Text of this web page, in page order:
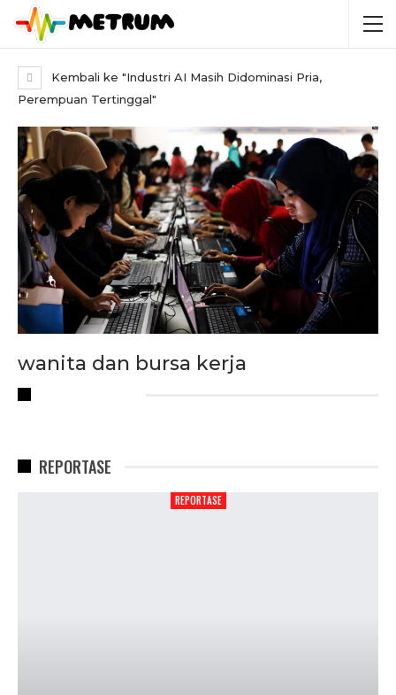
Kembali ke "Industri AI Masih Didominasi Pria,
Perempuan Tertinggal"
wanita dan bursa kerja
REPORTASE
REPORTASE